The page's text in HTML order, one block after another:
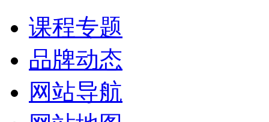
课程专题
品牌动态
网站导航